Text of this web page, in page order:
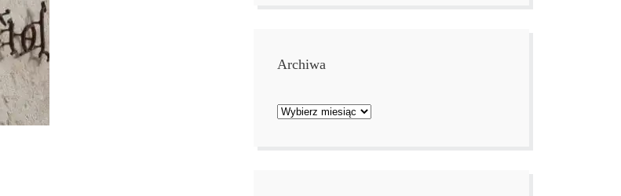
Archiwa
Archiwa